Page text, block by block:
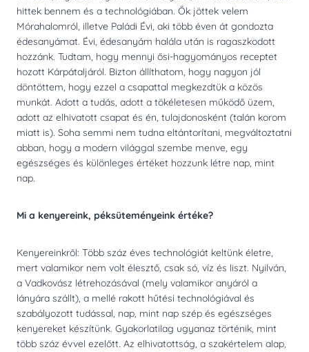
hittek bennem és a technológiában. Ők jöttek velem
Mórahalomról, illetve Paládi Évi, aki több éven át gondozta
édesanyámat. Évi, édesanyám halála után is ragaszkodott
hozzánk. Tudtam, hogy mennyi ősi-hagyományos receptet
hozott Kárpátaljáról. Bizton állíthatom, hogy nagyon jól
döntöttem, hogy ezzel a csapattal megkezdtük a közös
munkát. Adott a tudás, adott a tökéletesen működő üzem,
adott az elhivatott csapat és én, tulajdonosként (talán korom
miatt is). Soha semmi nem tudna eltántorítani, megváltoztatni
abban, hogy a modern világgal szembe menve, egy
egészséges és különleges értéket hozzunk létre nap, mint
nap.
Mi a kenyereink, péksüteményeink értéke?
Kenyereinkről: Több száz éves technológiát keltünk életre,
mert valamikor nem volt élesztő, csak só, víz és liszt. Nyilván,
a Vadkovász létrehozásával (mely valamikor anyáról a
lányára szállt), a mellé rakott hűtési technológiával és
szabályozott tudással, nap, mint nap szép és egészséges
kenyereket készítünk. Gyakorlatilag ugyanaz történik, mint
több száz évvel ezelőtt. Az elhivatottság, a szakértelem alap,